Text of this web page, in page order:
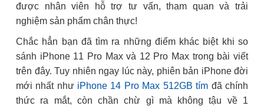
được nhân viên hỗ trợ tư vấn, tham quan và trải
nghiệm sản phẩm chân thực!
Chắc hẳn bạn đã tìm ra những điểm khác biệt khi so
sánh iPhone 11 Pro Max và 12 Pro Max trong bài viết
trên đây. Tuy nhiên ngay lúc này, phiên bản iPhone đời
mới nhất như iPhone 14 Pro Max 512GB tím đã chính
thức ra mắt, còn chần chừ gì mà không tậu về 1